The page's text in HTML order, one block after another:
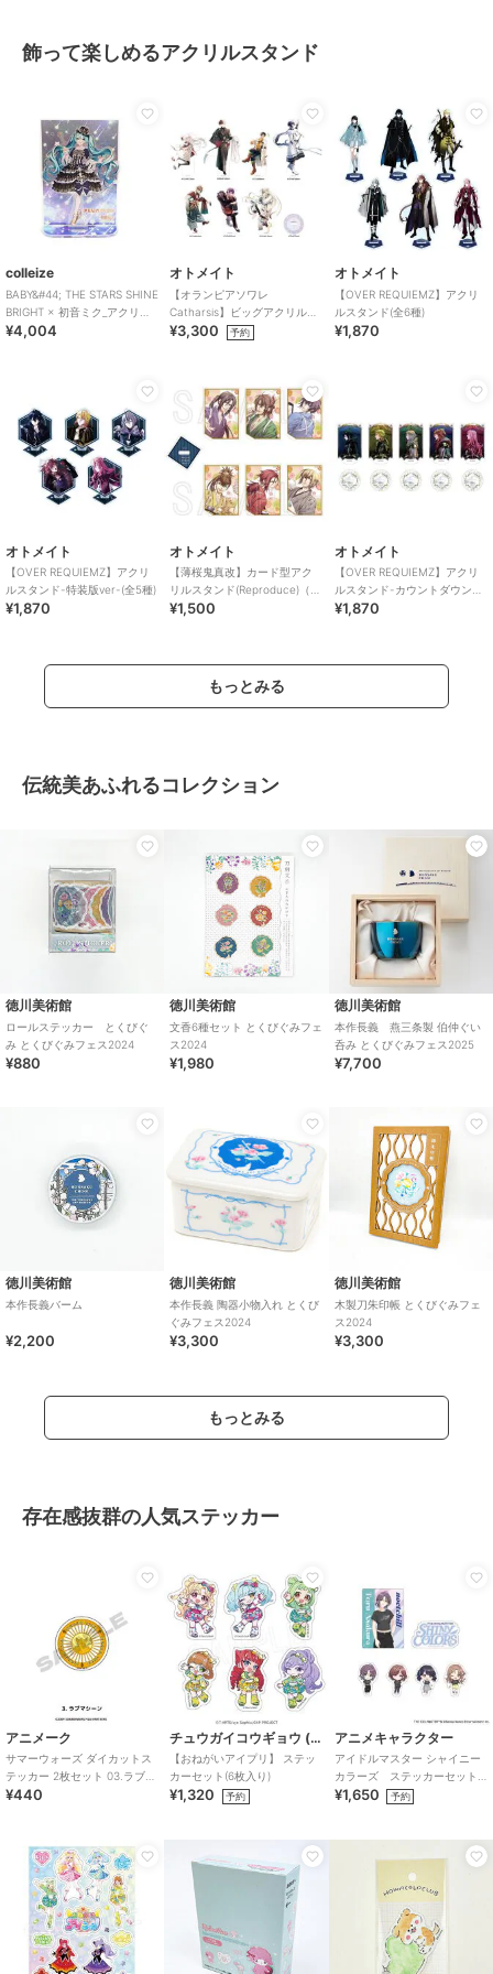
飾って楽しめるアクリルスタンド
colleize
BABY&#44; THE STARS SHINE
BRIGHT × 初音ミク_アクリル
スタンド
¥4,004
オトメイト
【オランピアソワレ
Catharsis】ビッグアクリルス
タンド(全7種)
¥3,300 予約
オトメイト
【OVER REQUIEMZ】アクリ
ルスタンド(全6種)
¥1,870
オトメイト
【OVER REQUIEMZ】アクリ
ルスタンド-特装版ver-(全5種)
¥1,870
オトメイト
【薄桜鬼真改】カード型アク
リルスタンド(Reproduce)（ラ
ンダム全6種）
¥1,500
オトメイト
【OVER REQUIEMZ】アクリ
ルスタンド-カウントダウン
ver-(全5種)
¥1,870
もっとみる
伝統美あふれるコレクション
徳川美術館
ロールステッカー とくびぐ
み とくびぐみフェス2024
¥880
徳川美術館
文香6種セット とくびぐみフェ
ス2024
¥1,980
徳川美術館
本作長義 燕三条製 伯仲ぐい
呑み とくびぐみフェス2025
¥7,700
徳川美術館
本作長義バーム
¥2,200
徳川美術館
本作長義 陶器小物入れ とくび
ぐみフェス2024
¥3,300
徳川美術館
木製刀朱印帳 とくびぐみフェ
ス2024
¥3,300
もっとみる
存在感抜群の人気ステッカー
アニメーク
サマーウォーズ ダイカットス
テッカー 2枚セット 03.ラブマ
シーン
¥440
チュウガイコウギョウ (Chugai Mining)
【おねがいアイプリ】 ステッ
カーセット(6枚入り)
¥1,320 予約
アニメキャラクター
アイドルマスター シャイニー
カラーズ ステッカーセット
(283プロ ノクチル)
¥1,650 予約